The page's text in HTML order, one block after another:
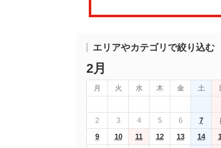
エリアやカテゴリで絞り込む
2月
月 火 水 木 金 土
2
3 4 5 6 7
9
10 11 12 13 14